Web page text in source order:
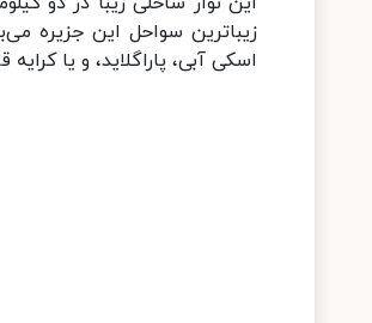
زیباترین سواحل این جزیره
اسکی آبی، پاراگلاید، و یا